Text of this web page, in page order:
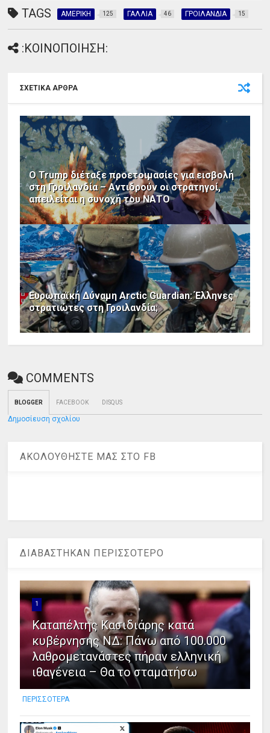
TAGS ΑΜΕΡΙΚΗ 125 ΓΑΛΛΙΑ 46 ΓΡΟΙΛΑΝΔΙΑ 15
:ΚΟΙΝΟΠΟΙΗΣΗ:
ΣΧΕΤΙΚΑ ΑΡΘΡΑ
Ο Trump διέταξε προετοιμασίες για εισβολή
στη Γροιλανδία – Αντιδρούν οι στρατηγοί,
απειλείται η συνοχή του ΝΑΤΟ
Ευρωπαϊκή Δύναμη Arctic Guardian: Έλληνες
στρατιώτες στη Γροιλανδία;
COMMENTS
BLOGGER FACEBOOK DISQUS
Δημοσίευση σχολίου
ΑΚΟΛΟΥΘΗΣΤΕ ΜΑΣ ΣΤΟ FB
ΔΙΑΒΑΣΤΗΚΑΝ ΠΕΡΙΣΣΟΤΕΡΟ
1
Καταπέλτης Κασιδιάρης κατά
κυβέρνησης ΝΔ: Πάνω από 100.000
λαθρομετανάστες πήραν ελληνική
ιθαγένεια – Θα το σταματήσω
ΠΕΡΙΣΣΟΤΕΡΑ